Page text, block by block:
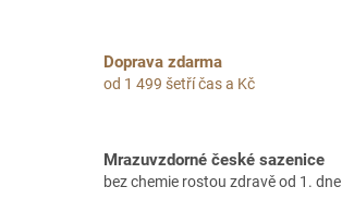
Doprava zdarma
od 1 499 šetří čas a Kč
Mrazuvzdorné české sazenice
bez chemie rostou zdravě od 1. dne